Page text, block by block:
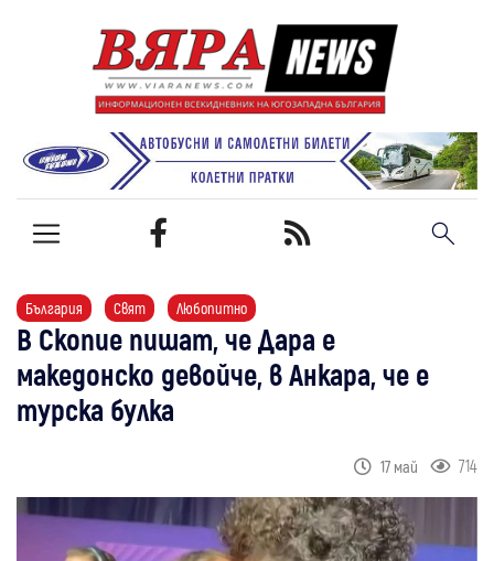
България Свят Любопитно
В Скопие пишат, че Дара е
македонско девойче, в Анкара, че е
турска булка
17 май 714